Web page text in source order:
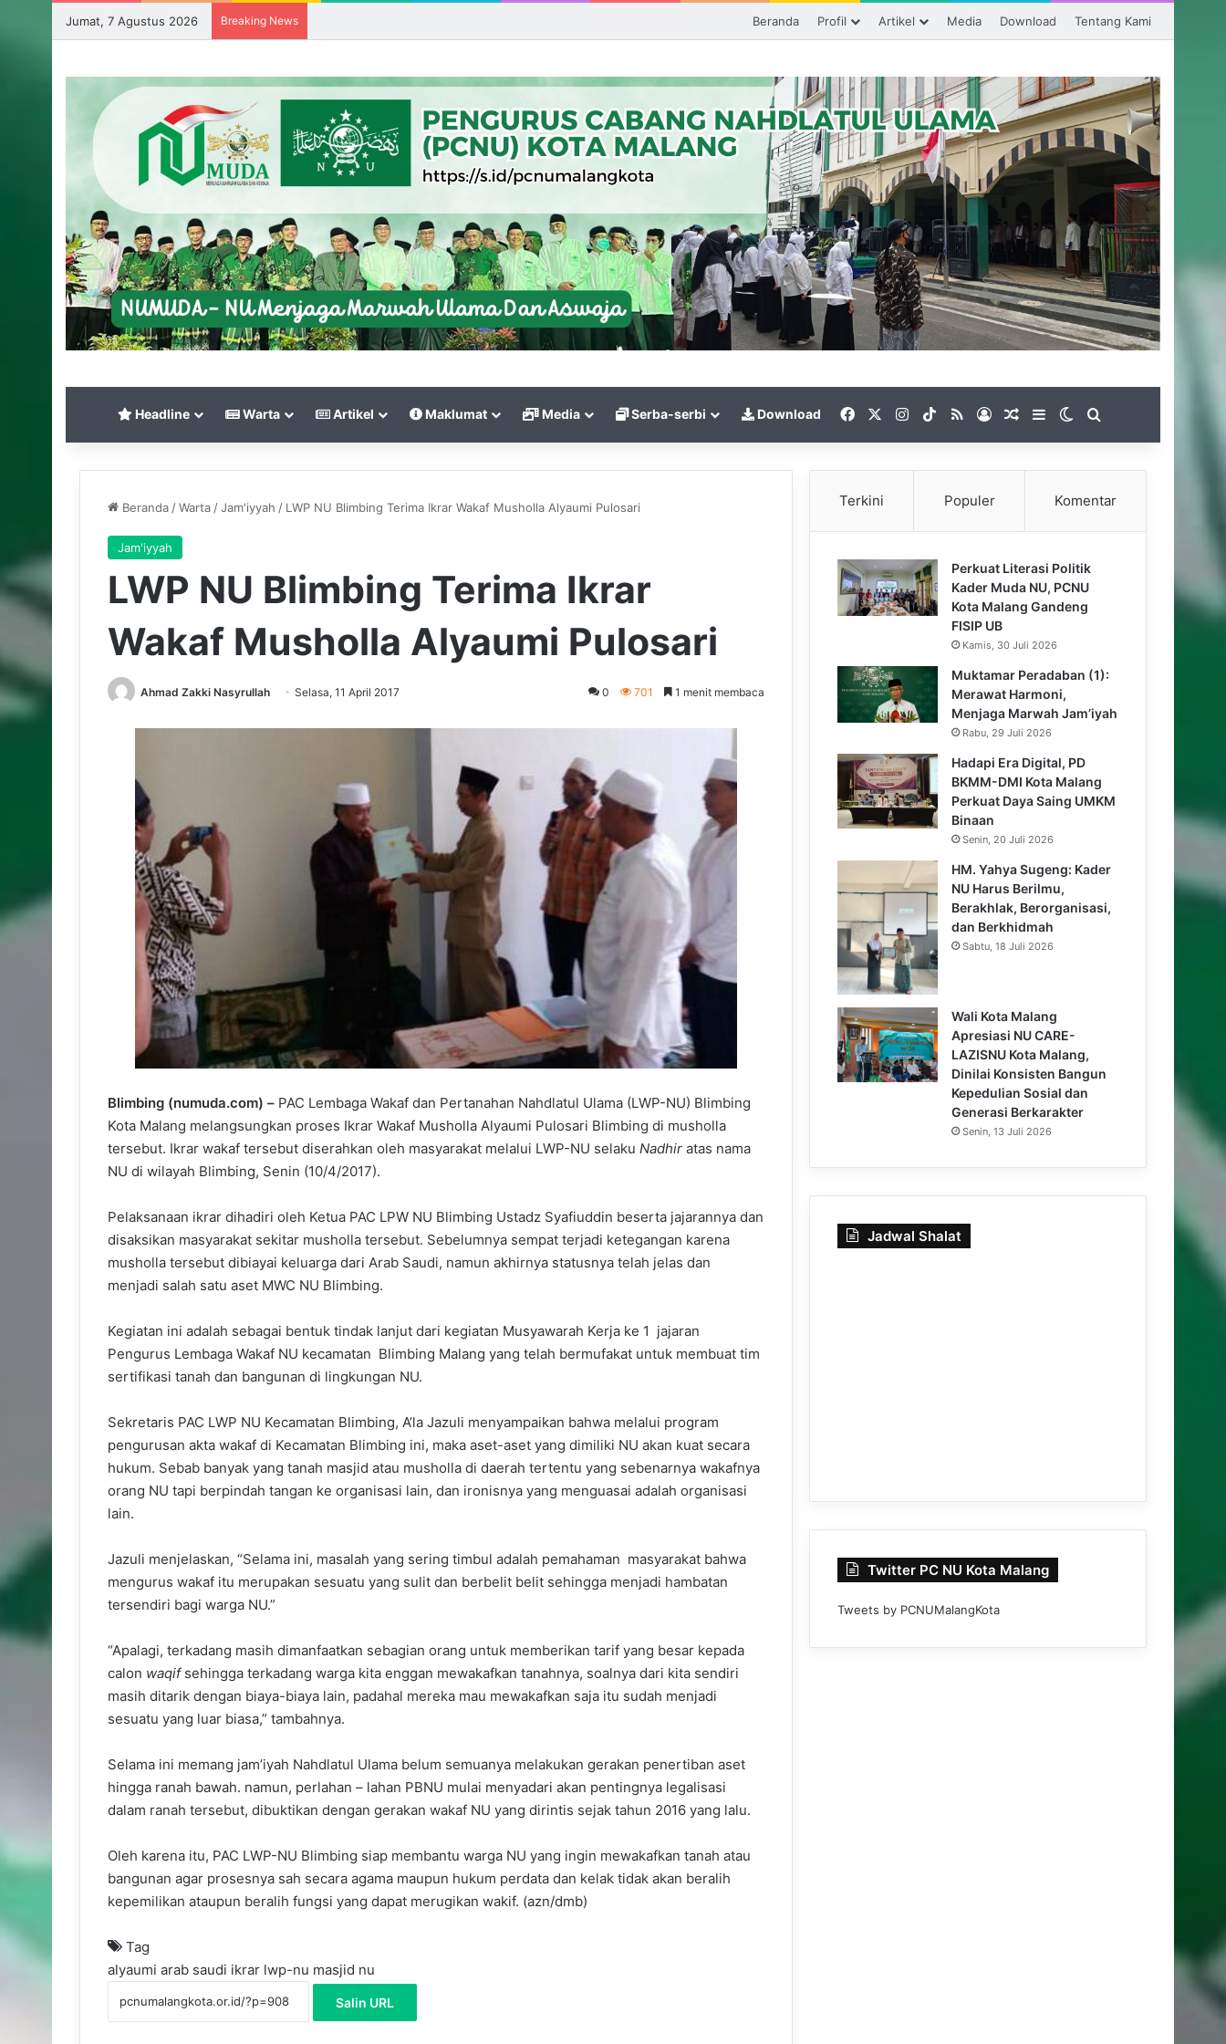
Jumat, 7 Agustus 2026 Breaking News Beranda Profil Artikel Media Download Tentang Kami
Headline Warta Artikel Maklumat Media Serba-serbi Download Facebook Instagram
TikTok
RSS GabungArtikel Acak
SidebarSwitch skin
Beranda /Warta /Jam'iyyah / LWP NU Blimbing Terima Ikrar Wakaf Musholla Alyaumi Pulosari
Jam'iyyah
LWP NU Blimbing Terima Ikrar
Wakaf Musholla Alyaumi Pulosari
Ahmad Zakki Nasyrullah Selasa, 11 April 2017 0 701 1 menit membaca
Blimbing (numuda.com) – PAC Lembaga Wakaf dan Pertanahan Nahdlatul Ulama (LWP-NU) Blimbing
Kota Malang melangsungkan proses Ikrar Wakaf Musholla Alyaumi Pulosari Blimbing di musholla
tersebut. Ikrar wakaf tersebut diserahkan oleh masyarakat melalui LWP-NU selaku Nadhir atas nama
NU di wilayah Blimbing, Senin (10/4/2017).
Pelaksanaan ikrar dihadiri oleh Ketua PAC LPW NU Blimbing Ustadz Syafiuddin beserta jajarannya dan
disaksikan masyarakat sekitar musholla tersebut. Sebelumnya sempat terjadi ketegangan karena
musholla tersebut dibiayai keluarga dari Arab Saudi, namun akhirnya statusnya telah jelas dan
menjadi salah satu aset MWC NU Blimbing.
Kegiatan ini adalah sebagai bentuk tindak lanjut dari kegiatan Musyawarah Kerja ke 1 jajaran
Pengurus Lembaga Wakaf NU kecamatan Blimbing Malang yang telah bermufakat untuk membuat tim
sertifikasi tanah dan bangunan di lingkungan NU.
Sekretaris PAC LWP NU Kecamatan Blimbing, A’la Jazuli menyampaikan bahwa melalui program
pengurusan akta wakaf di Kecamatan Blimbing ini, maka aset-aset yang dimiliki NU akan kuat secara
hukum. Sebab banyak yang tanah masjid atau musholla di daerah tertentu yang sebenarnya wakafnya
orang NU tapi berpindah tangan ke organisasi lain, dan ironisnya yang menguasai adalah organisasi
lain.
Jazuli menjelaskan, “Selama ini, masalah yang sering timbul adalah pemahaman masyarakat bahwa
mengurus wakaf itu merupakan sesuatu yang sulit dan berbelit belit sehingga menjadi hambatan
tersendiri bagi warga NU.”
“Apalagi, terkadang masih dimanfaatkan sebagian orang untuk memberikan tarif yang besar kepada
calon waqifsehingga terkadang warga kita enggan mewakafkan tanahnya, soalnya dari kita sendiri
masih ditarik dengan biaya-biaya lain, padahal mereka mau mewakafkan saja itu sudah menjadi
sesuatu yang luar biasa,” tambahnya.
Selama ini memang jam’iyah Nahdlatul Ulama belum semuanya melakukan gerakan penertiban aset
hingga ranah bawah. namun, perlahan – lahan PBNU mulai menyadari akan pentingnya legalisasi
dalam ranah tersebut, dibuktikan dengan gerakan wakaf NU yang dirintis sejak tahun 2016 yang lalu.
Oleh karena itu, PAC LWP-NU Blimbing siap membantu warga NU yang ingin mewakafkan tanah atau
bangunan agar prosesnya sah secara agama maupun hukum perdata dan kelak tidak akan beralih
kepemilikan ataupun beralih fungsi yang dapat merugikan wakif. (azn/dmb)
Tag
alyaumi arab saudi ikrar lwp-nu masjid nu
Salin URL
Terkini Populer Komentar
Perkuat Literasi Politik
Kader Muda NU, PCNU
Kota Malang Gandeng
FISIP UB
Kamis, 30 Juli 2026
Muktamar Peradaban (1):
Merawat Harmoni,
Menjaga Marwah Jam’iyah
Rabu, 29 Juli 2026
Hadapi Era Digital, PD
BKMM-DMI Kota Malang
Perkuat Daya Saing UMKM
Binaan
Senin, 20 Juli 2026
HM. Yahya Sugeng: Kader
NU Harus Berilmu,
Berakhlak, Berorganisasi,
dan Berkhidmah
Sabtu, 18 Juli 2026
Wali Kota Malang
Apresiasi NU CARE-
LAZISNU Kota Malang,
Dinilai Konsisten Bangun
Kepedulian Sosial dan
Generasi Berkarakter
Senin, 13 Juli 2026
Jadwal Shalat
Twitter PC NU Kota Malang
Tweets by PCNUMalangKota